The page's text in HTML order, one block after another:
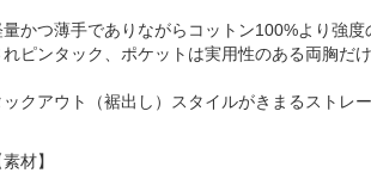
量かつ薄手でありながらコットン100%より強
れピンタック、ポケットは実用性のある両胸だ
ックアウト（裾出し）スタイルがきまるストレ
素材】